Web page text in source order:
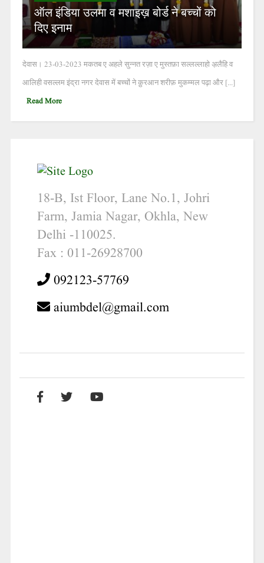
ऑल इंडिया उलमा व मशाइख़ बोर्ड ने बच्चों को
दिए इनाम
देवास। 23-03-2023 मकतब ए अहले सुन्नत रज़ा ए मुस्तफ़ा सल्लल्लाहो अ़लैहि व
आलिही वसल्लम इंद्रा नगर देवास में बच्चों ने क़ुरआन शरीफ़ मुकम्मल पढ़ा और [...]
Read More
18-B, Ist Floor, Lane No.1, Johri
Farm, Jamia Nagar, Okhla, New
Delhi -110025.
Fax : 011-26928700
092123-57769
aiumbdel@gmail.com